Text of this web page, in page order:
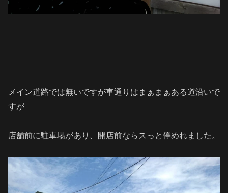
メイン道路では無いですが車通りはまぁまぁある道沿いで
すが
店舗前に駐車場があり、開店前ならスっと停めれました。